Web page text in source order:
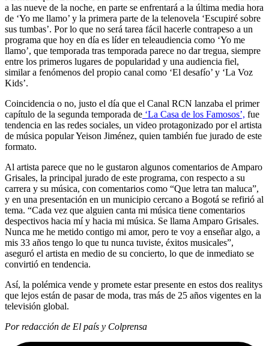
a las nueve de la noche, en parte se enfrentará a la última media hora
de ‘Yo me llamo’ y la primera parte de la telenovela ‘Escupiré sobre
sus tumbas’. Por lo que no será tarea fácil hacerle contrapeso a un
programa que hoy en día es líder en teleaudiencia como ‘Yo me
llamo’, que temporada tras temporada parece no dar tregua, siempre
entre los primeros lugares de popularidad y una audiencia fiel,
similar a fenómenos del propio canal como ‘El desafío’ y ‘La Voz
Kids’.
Coincidencia o no, justo el día que el Canal RCN lanzaba el primer
capítulo de la segunda temporada de ‘La Casa de los Famosos’, fue
tendencia en las redes sociales, un video protagonizado por el artista
de música popular Yeison Jiménez, quien también fue jurado de este
formato.
Al artista parece que no le gustaron algunos comentarios de Amparo
Grisales, la principal jurado de este programa, con respecto a su
carrera y su música, con comentarios como “Que letra tan maluca”,
y en una presentación en un municipio cercano a Bogotá se refirió al
tema. “Cada vez que alguien canta mi música tiene comentarios
despectivos hacia mí y hacia mi música. Se llama Amparo Grisales.
Nunca me he metido contigo mi amor, pero te voy a enseñar algo, a
mis 33 años tengo lo que tu nunca tuviste, éxitos musicales”,
aseguró el artista en medio de su concierto, lo que de inmediato se
convirtió en tendencia.
Así, la polémica vende y promete estar presente en estos dos realitys
que lejos están de pasar de moda, tras más de 25 años vigentes en la
televisión global.
Por redacción de El país y Colprensa